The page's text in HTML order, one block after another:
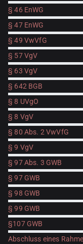
§ 46 EnWG
§ 47 EnWG
§ 49 VwVfG
§ 57 VgV
§ 63 VgV
§ 642 BGB
§ 8 UVgO
§ 8 VgV
§ 80 Abs. 2 VwVfG
§ 9 VgV
§ 97 Abs. 3 GWB
§ 97 GWB
§ 98 GWB
§ 99 GWB
§107 GWB
Abschluss eines